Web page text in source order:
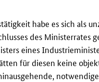
habe es sich als
des Ministerrates
eines
für diesen keine